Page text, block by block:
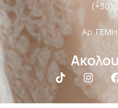
(+30)
Αρ.